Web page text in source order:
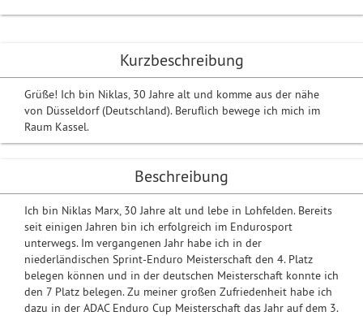
Kurzbeschreibung
Grüße! Ich bin Niklas, 30 Jahre alt und komme aus der nähe
von Düsseldorf (Deutschland). Beruflich bewege ich mich im
Raum Kassel.
Beschreibung
Ich bin Niklas Marx, 30 Jahre alt und lebe in Lohfelden. Bereits
seit einigen Jahren bin ich erfolgreich im Endurosport
unterwegs. Im vergangenen Jahr habe ich in der
niederländischen Sprint-Enduro Meisterschaft den 4. Platz
belegen können und in der deutschen Meisterschaft konnte ich
den 7 Platz belegen. Zu meiner großen Zufriedenheit habe ich
dazu in der ADAC Enduro Cup Meisterschaft das Jahr auf dem 3.